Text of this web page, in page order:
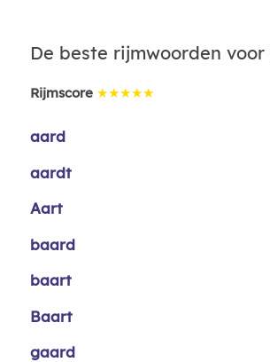
De beste rijmwoorden voor
Rijmscore ★★★★★
aard
aardt
Aart
baard
baart
Baart
gaard